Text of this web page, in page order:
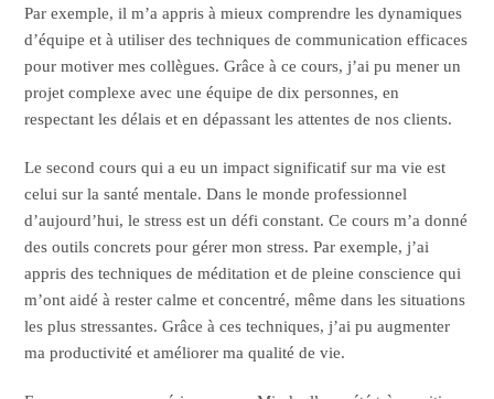
Par exemple, il m’a appris à mieux comprendre les dynamiques
d’équipe et à utiliser des techniques de communication efficaces
pour motiver mes collègues. Grâce à ce cours, j’ai pu mener un
projet complexe avec une équipe de dix personnes, en
respectant les délais et en dépassant les attentes de nos clients.
Le second cours qui a eu un impact significatif sur ma vie est
celui sur la santé mentale. Dans le monde professionnel
d’aujourd’hui, le stress est un défi constant. Ce cours m’a donné
des outils concrets pour gérer mon stress. Par exemple, j’ai
appris des techniques de méditation et de pleine conscience qui
m’ont aidé à rester calme et concentré, même dans les situations
les plus stressantes. Grâce à ces techniques, j’ai pu augmenter
ma productivité et améliorer ma qualité de vie.